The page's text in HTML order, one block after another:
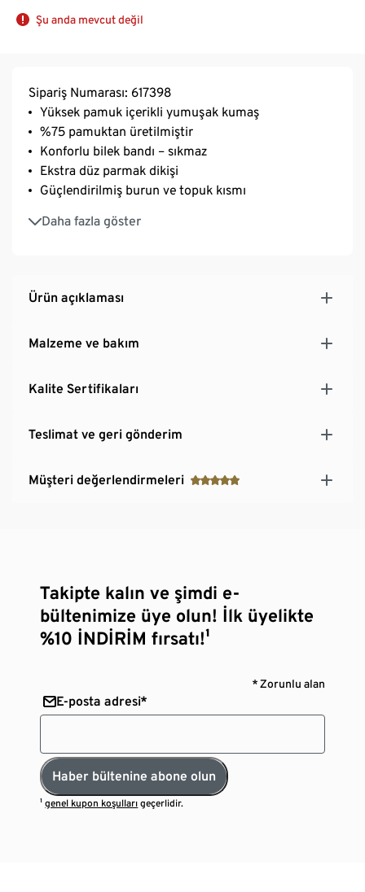
Şu anda mevcut değil
Sipariş Numarası: 617398
Yüksek pamuk içerikli yumuşak kumaş
%75 pamuktan üretilmiştir
Konforlu bilek bandı – sıkmaz
Ekstra düz parmak dikişi
Güçlendirilmiş burun ve topuk kısmı
Daha fazla göster
Elastanlı: Formunu korur, mükemmel oturur, yüksek
giyim konforu sunar
Ürün açıklaması
Malzeme ve bakım
Kalite Sertifikaları
Teslimat ve geri gönderim
Müşteri değerlendirmeleri
Takipte kalın ve şimdi e-
bültenimize üye olun! İlk üyelikte
%10 İNDİRİM fırsatı!¹
* Zorunlu alan
E-posta adresi*
Haber bültenine abone olun
¹genel kupon koşulları geçerlidir.